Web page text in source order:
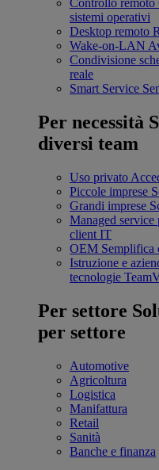
Controllo remoto
sistemi operativi
Desktop remoto
Wake-on-LAN
Condivisione
reale
Smart Service
Per necessità
diversi team
Uso privato
Piccole imprese
Grandi imprese
Managed service
client IT
OEM Semplifica
Istruzione e
tecnologie
Per settore
per settore
Automotive
Agricoltura
Logistica
Manifattura
Retail
Sanità
Banche e finanza